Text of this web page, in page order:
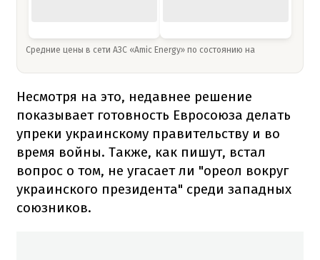
Средние цены в сети АЗС «Amic Energy» по состоянию на
Несмотря на это, недавнее решение
показывает готовность Евросоюза делать
упреки украинскому правительству и во
время войны. Также, как пишут, встал
вопрос о том, не угасает ли "ореол вокруг
украинского президента" среди западных
союзников.